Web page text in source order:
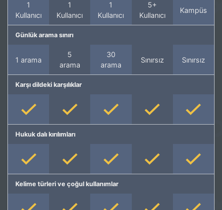
1
Kullanıcı
1
Kullanıcı
1
Kullanıcı
5+
Kullanıcı
Kampüs
Günlük arama sınırı
1 arama
5
arama
30
arama
Sınırsız Sınırsız
Karşı dildeki karşılıklar
Hukuk dalı kırılımları
Kelime türleri ve çoğul kullanımlar